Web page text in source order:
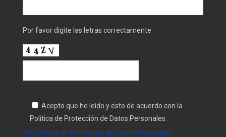
Por favor digite las letras correctamente
Acepto que he leído y esto de acuerdo con la
Política de Protección de Datos Personales.
Ver Política de Protección de Datos Personales